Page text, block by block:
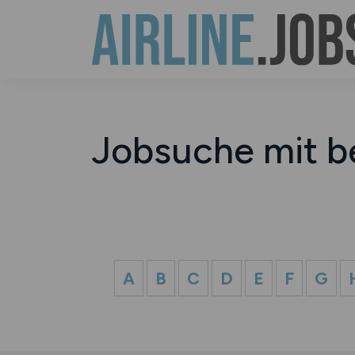
Jobsuche mit
A B C D E F G